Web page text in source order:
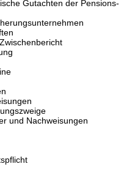
Gutachten der Pensions-
und Nachweisungen